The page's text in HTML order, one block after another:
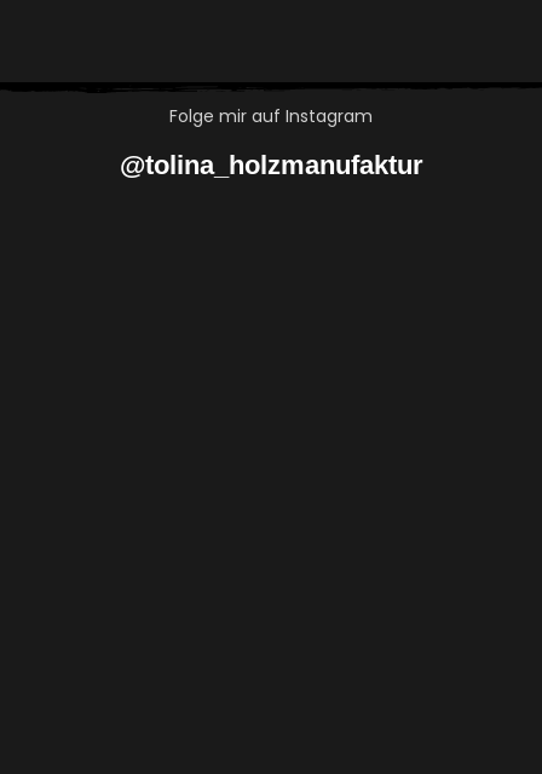
Folge mir auf Instagram
@tolina_holzmanufaktur